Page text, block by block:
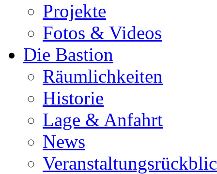
Projekte
Fotos & Videos
Die Bastion
Räumlichkeiten
Historie
Lage & Anfahrt
News